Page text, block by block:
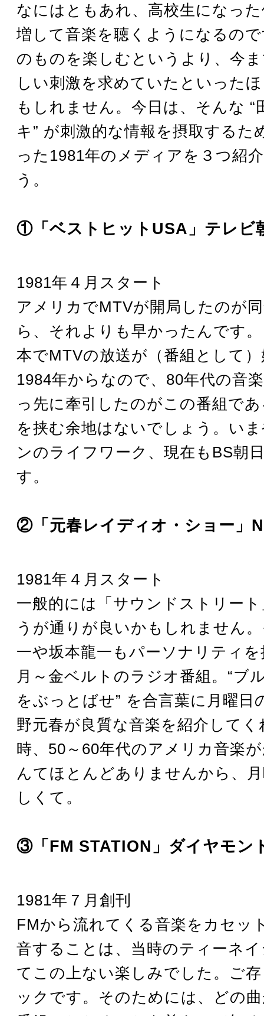
なにはともあれ、高校生になっ
増して音楽を聴くようになるの
のものを楽しむというより、今
しい刺激を求めていたといった
もしれません。今日は、そんな “
キ” が刺激的な情報を摂取するた
った1981年のメディアを３つ紹
う。
①「ベストヒットUSA」テレビ
1981年４月スタート
アメリカでMTVが開局したのが
ら、それよりも早かったんです
本でMTVの放送が（番組として
1984年からなので、80年代の音
っ先に牽引したのがこの番組で
を挟む余地はないでしょう。い
ンのライフワーク、現在もBS朝
す。
②「元春レイディオ・ショー」
1981年４月スタート
一般的には「サウンドストリー
うが通りが良いかもしれません
一や坂本龍一もパーソナリティ
月～金ベルトのラジオ番組。“ブ
をぶっとばせ” を合言葉に月曜日
野元春が良質な音楽を紹介して
時、50～60年代のアメリカ音楽
んてほとんどありませんから、
しくて。
③「FM STATION」ダイヤモン
1981年７月創刊
FMから流れてくる音楽をカセッ
音することは、当時のティーネ
てこの上ない楽しみでした。ご
ックです。そのためには、どの